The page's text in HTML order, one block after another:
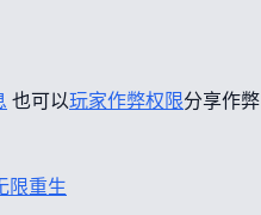
也可以玩家作弊权限分享作弊
限重生